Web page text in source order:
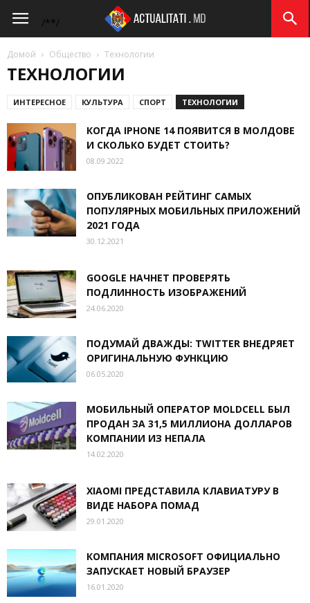
/**/
Actualitati.md
Домой Общество Технологии
ТЕХНОЛОГИИ
ИНТЕРЕСНОЕ КУЛЬТУРА СПОРТ ТЕХНОЛОГИИ
КОГДА IPHONE 14 ПОЯВИТСЯ В МОЛДОВЕ
И СКОЛЬКО БУДЕТ СТОИТЬ?
08.09.2022
ОПУБЛИКОВАН РЕЙТИНГ САМЫХ
ПОПУЛЯРНЫХ МОБИЛЬНЫХ ПРИЛОЖЕНИЙ
2021 ГОДА
30.12.2021
GOOGLE НАЧНЕТ ПРОВЕРЯТЬ
ПОДЛИННОСТЬ ИЗОБРАЖЕНИЙ
24.06.2020
ПОДУМАЙ ДВАЖДЫ: TWITTER ВНЕДРЯЕТ
ОРИГИНАЛЬНУЮ ФУНКЦИЮ
06.05.2020
МОБИЛЬНЫЙ ОПЕРАТОР MOLDCELL БЫЛ
ПРОДАН ЗА 31,5 МИЛЛИОНА ДОЛЛАРОВ
КОМПАНИИ ИЗ НЕПАЛА
14.02.2020
XIAOMI ПРЕДСТАВИЛА КЛАВИАТУРУ В
ВИДЕ НАБОРА ПОМАД
29.01.2020
КОМПАНИЯ MICROSOFT ОФИЦИАЛЬНО
ЗАПУСКАЕТ НОВЫЙ БРАУЗЕР
16.01.2020